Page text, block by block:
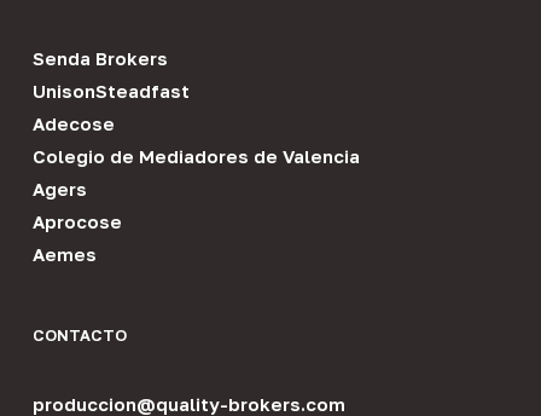
Senda Brokers
UnisonSteadfast
Adecose
Colegio de Mediadores de Valencia
Agers
Aprocose
Aemes
CONTACTO
produccion@quality-brokers.com